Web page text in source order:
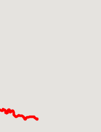
accoglie il
un elegante e
caratterizza per un
gran parte la sua
Pietre
eleganti dimore
tenore artistico